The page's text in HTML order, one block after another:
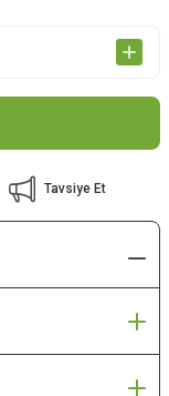
Tavsiye Et